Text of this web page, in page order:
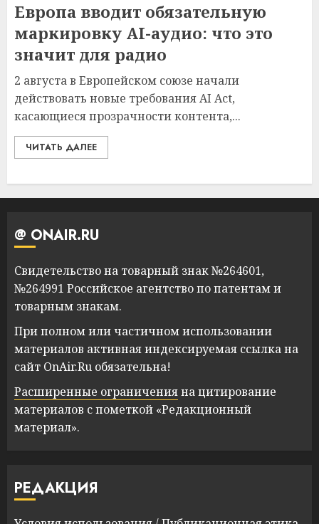
Европа вводит обязательную
маркировку AI-аудио: что это
значит для радио
2 августа в Европейском союзе начали
действовать новые требования AI Act,
касающиеся прозрачности контента,...
ЧИТАТЬ ДАЛЕЕ
@ ONAIR.RU
Свидетельство на товарный знак №264601,
№264991 Российское агентство по патентам и
товарным знакам.
При полном или частичном использовании
материалов активная индексируемая ссылка на
сайт OnAir.Ru обязательна!
Расширенные ограниченияна цитирование
материалов с пометкой «Редакционный
материал».
РЕДАКЦИЯ